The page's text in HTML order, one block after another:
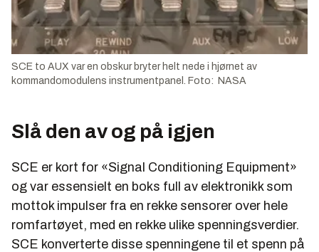
SCE to AUX var en obskur bryter helt nede i hjørnet av
kommandomodulens instrumentpanel. Foto: NASA
Slå den av og på igjen
SCE er kort for «Signal Conditioning Equipment»
og var essensielt en boks full av elektronikk som
mottok impulser fra en rekke sensorer over hele
romfartøyet, med en rekke ulike spenningsverdier.
SCE konverterte disse spenningene til et spenn på